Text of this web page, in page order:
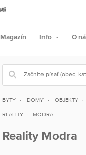
Magazín Info O
BYTY DOMY OBJEKTY
REALITY MODRA
Reality Modra